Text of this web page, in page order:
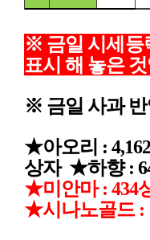
※ 금일 시세등
표시 해 놓은
※ 금일 사과
★아오리 :
상자 ★하향 :
★미안마 : 434
★시나노골드 :